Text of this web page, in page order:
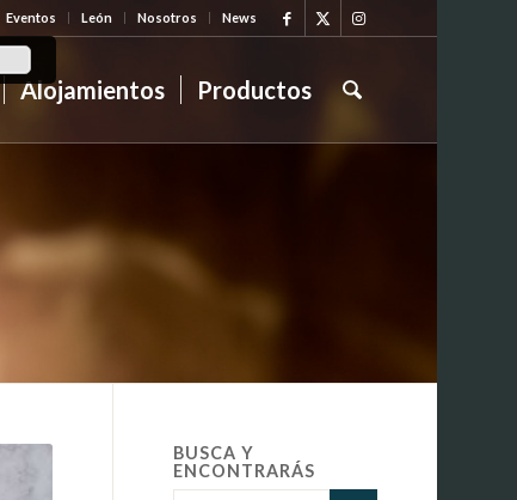
Eventos León Nosotros News
Alojamientos Productos
BUSCA Y
ENCONTRARÁS